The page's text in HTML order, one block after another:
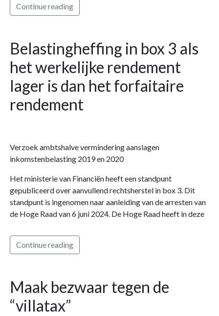
Continue reading
Belastingheffing in box 3 als
het werkelijke rendement
lager is dan het forfaitaire
rendement
Verzoek ambtshalve vermindering aanslagen
inkomstenbelasting 2019 en 2020
Het ministerie van Financiën heeft een standpunt
gepubliceerd over aanvullend rechtsherstel in box 3. Dit
standpunt is ingenomen naar aanleiding van de arresten van
de Hoge Raad van 6 juni 2024. De Hoge Raad heeft in deze
Continue reading
Maak bezwaar tegen de
“villatax”